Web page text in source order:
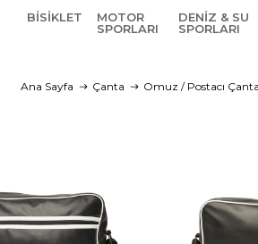
BISIKLET
MOTOR
SPORLARI
DENIZ & SU
SPORLARI
Ana Sayfa Çanta Omuz / Postacı